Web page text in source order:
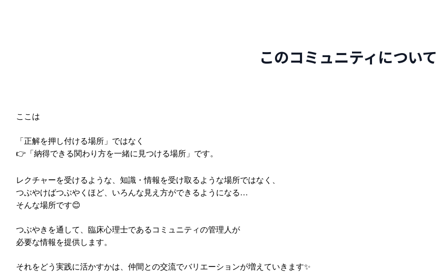
このコミュニティについて
ここは
「正解を押し付ける場所」ではなく
👉 「納得できる関わり方を一緒に見つける場所」です。
レクチャーを受けるような、知識・情報を受け取るような場所ではなく、
つぶやけばつぶやくほど、いろんな見え方ができるようになる…
そんな場所です😊
つぶやきを通して、臨床心理士であるコミュニティの管理人が
必要な情報を提供します。
それをどう実践に活かすかは、仲間との交流でバリエーションが増えていきます✨